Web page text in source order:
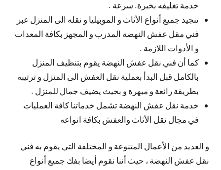
خدمة تغليفه بخبرة. سرعة .
تنجيد جميع أنواع الأثاث و الموبيليا و نقله الى المنزل عبر
فني مقل عفش النهضة المدرب و المجهز بكافة المعدات
و الأدوات اللازمة .
كما أن فني نقل عفش النهضة يقوم بتنظيف المنزل
بالكامل قبل البدأ بعملية نقل العفش الى المنزل و ترتيبه
بطريقة رائعة و مبهرة و بحيث يضيف جمال للمنزل .
خدمة نقل عفش النهضة تشمل خدماتنا كافة العمليات
في مجال نقل الأثاث والعفش بكافة انواعه
و العديد من الأعمال المتنوعة و المختلفة التي يقوم به فني
نقل عفش النهضة ، حيث أننا نقوم أيضا بفك جميع أنواع